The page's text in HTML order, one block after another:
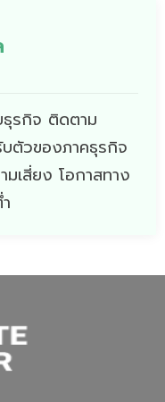
ธุรกิจ ติดตาม
บตัวของภาคธุรกิจ
เสี่ยง โอกาสทาง